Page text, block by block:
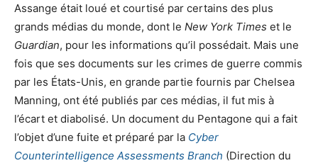
Assange était loué et courtisé par certains des plus
grands médias du monde, dont le New York Times et le
Guardian, pour les informations qu’il possédait. Mais une
fois que ses documents sur les crimes de guerre commis
par les États-Unis, en grande partie fournis par Chelsea
Manning, ont été publiés par ces médias, il fut mis à
l’écart et diabolisé. Un document du Pentagone qui a fait
l’objet d’une fuite et préparé par la Cyber
Counterintelligence Assessments Branch (Direction du